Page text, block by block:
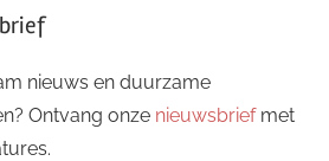
nieuws en duurzame
Ontvang onze nieuwsbriefmet